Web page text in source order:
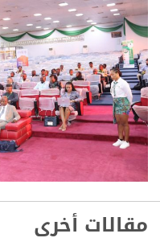
مقالات أخرى